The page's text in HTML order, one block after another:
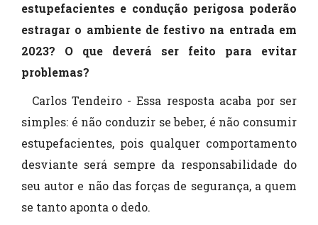
estupefacientes e condução perigosa poderão
estragar o ambiente de festivo na entrada em
2023? O que deverá ser feito para evitar
problemas?
Carlos Tendeiro - Essa resposta acaba por ser
simples: é não conduzir se beber, é não consumir
estupefacientes, pois qualquer comportamento
desviante será sempre da responsabilidade do
seu autor e não das forças de segurança, a quem
se tanto aponta o dedo.